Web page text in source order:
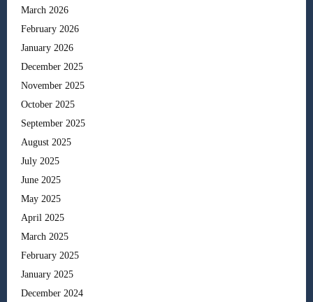
March 2026
February 2026
January 2026
December 2025
November 2025
October 2025
September 2025
August 2025
July 2025
June 2025
May 2025
April 2025
March 2025
February 2025
January 2025
December 2024